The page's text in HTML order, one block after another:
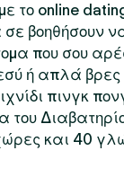
το online
βοηθήσουν
που σου
ή απλά βρες
πινγκ
του
και 40